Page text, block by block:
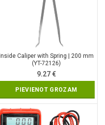
Inside Caliper with Spring | 200 mm
(YT-72126)
9.27€
PIEVIENOT GROZAM